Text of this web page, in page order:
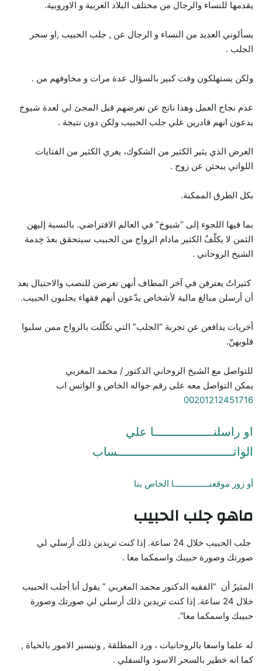
يقدمها للنساء والرجال من مختلف البلاد العربية و الاوروبية.
يسألوني العديد من النساء و الرجال عن , جلب الحبيب ,او سحر
الجلب .
ولكن يستهلكون وقت كبير بالسؤال عدة مرات و مخاوفهم من .
عدم نجاح العمل وهذا ناتج عن تعرضهم قبل المجئ لي لعدة شيوخ
يدعون انهم قادرين علي جلب الحبيب ولكن دون نتيجة .
العرض الذي يثير الكثير من الشكوك، يغري الكثير من الفتايات
اللواتي يبحثن عن زوج .
بكل الطرق الممكنة.
بما فيها اللجوء إلى “شيوخ” في العالم الافتراضي. بالنسبة إليهن
الثمن لا يكلّفُ الكثير مادام الزواج من الحبيب سيتحقق بعدَ خِدمة
الشيخ الروحاني .
كثيراتٌ يعترفن في آخر المطاف أنهن تعرضن للنصب والاحتيال بعد
أن أرسلن مبالغ مالية لأشخاص يدّعون أنهم فقهاء يجلبون الحبيب.
أخريات يدافعن عن تجربة “الجلب” التي تكلّلت بالزواج ممن سلبوا
قلوبهنّ.
للتواصل مع الشيخ الروحاني الدكتور / محمد المغربي
يمكن التواصل معه على رقم جواله الخاص و الواتس اب
00201212451716
او راسلنـــــــــــــــــا علي
الواتـــــــــــــــــــــــــــــــــساب
أو زور موقعنـــــــــــــــا الخاص بنا
ماهو جلب الحبيب
جلب الحبيب خلال 24 ساعة. إذا كنت تريدين ذلك أرسلي لي
صورتك وصورة حبيبك واسمكما معا .
المثيرُ أن “الفقيه الدكتور محمد المغربي ” يقول أنا أجلب الحبيب
خلال 24 ساعة. إذا كنت تريدين ذلك أرسلي لي صورتك وصورة
حبيبك واسمكما معا”.
له علما واسعا بالروحانيات ، ورد المطلقة , وتيسير الامور بالحياة ,
كما انه خطير بالسحر الاسود والسفلي .